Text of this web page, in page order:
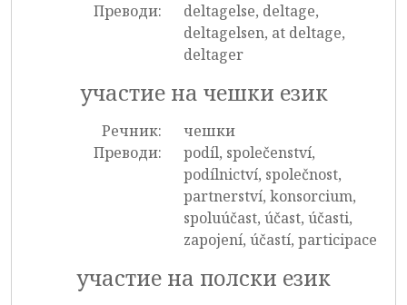
Преводи:
deltagelse, deltage,
deltagelsen, at deltage,
deltager
участие на чешки език
Речник:
чешки
Преводи:
podíl, společenství,
podílnictví, společnost,
partnerství, konsorcium,
spoluúčast, účast, účasti,
zapojení, účastí, participace
участие на полски език